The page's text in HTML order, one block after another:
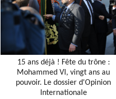
15 ans déjà ! Fête du trône :
Mohammed VI, vingt ans au
pouvoir. Le dossier d'Opinion
Internationale